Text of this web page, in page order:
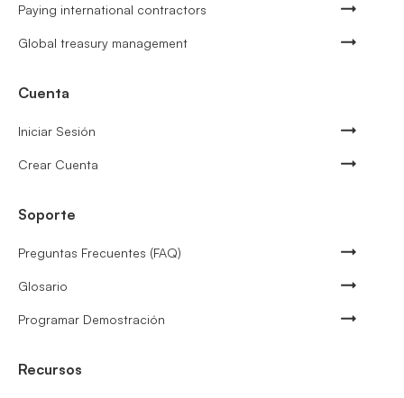
Paying international contractors
Global treasury management
Cuenta
Iniciar Sesión
Crear Cuenta
Soporte
Preguntas Frecuentes (FAQ)
Glosario
Programar Demostración
Recursos